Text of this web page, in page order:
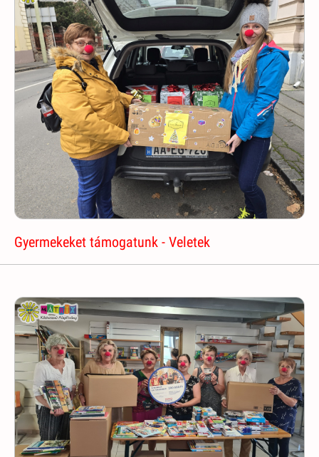
Gyermekeket támogatunk - Veletek